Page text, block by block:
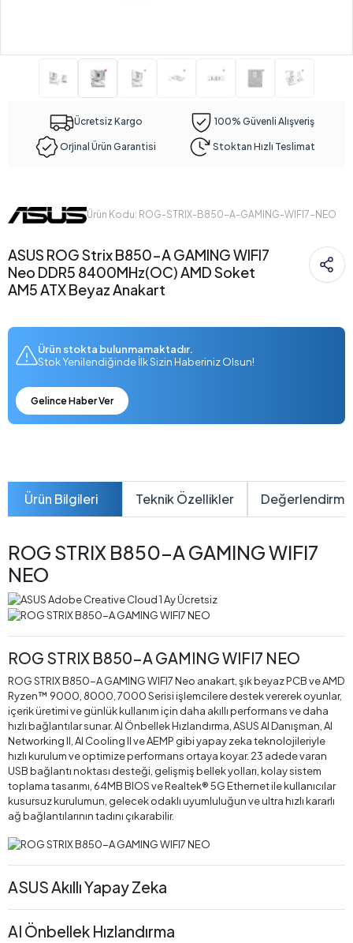
Ücretsiz Kargo 100% Güvenli Alışveriş
Orjinal Ürün Garantisi Stoktan Hızlı Teslimat
Ürün Kodu: ROG-STRIX-B850-A-GAMING-WIFI7-NEO
ASUS ROG Strix B850-A GAMING WIFI7
Neo DDR5 8400MHz(OC) AMD Soket
AM5 ATX Beyaz Anakart
Ürün stokta bulunmamaktadır.
Stok Yenilendiğinde İlk Sizin Haberiniz Olsun!
Gelince Haber Ver
Ürün Bilgileri Teknik Özellikler
ROG STRIX B850-A GAMING WIFI7
NEO
ROG STRIX B850-A GAMING WIFI7 NEO
ROG STRIX B850-A GAMING WIFI7 Neo anakart, şık beyaz PCB ve AMD
Ryzen™ 9000, 8000, 7000 Serisi işlemcilere destek vererek oyunlar,
içerik üretimi ve günlük kullanım için daha akıllı performans ve daha
hızlı bağlantılar sunar. AI Önbellek Hızlandırma, ASUS AI Danışman, AI
Networking II, AI Cooling II ve AEMP gibi yapay zeka teknolojileriyle
hızlı kurulum ve optimize performans ortaya koyar. 23 adede varan
USB bağlantı noktası desteği, gelişmiş bellek yolları, kolay sistem
toplama tasarımı, 64MB BIOS ve Realtek® 5G Ethernet ile kullanıcılar
kusursuz kurulumun, gelecek odaklı uyumluluğun ve ultra hızlı kararlı
ağ bağlantılarının tadını çıkarabilir.
ASUS Akıllı Yapay Zeka
AI Önbellek Hızlandırma